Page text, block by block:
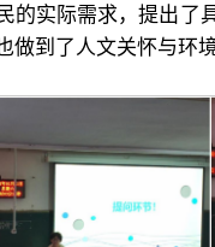
的实际需求，提出了
做到了人文关怀与环